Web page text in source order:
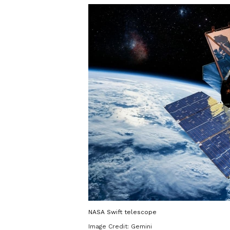
NASA Swift telescope
Image Credit: Gemini